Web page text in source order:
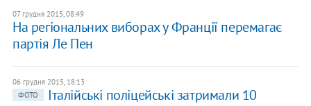
07 грудня 2015, 08:49
На регіональних виборах у Франції перемагає
партія Ле Пен
06 грудня 2015, 18:13
ФОТО
Італійські поліцейські затримали 10